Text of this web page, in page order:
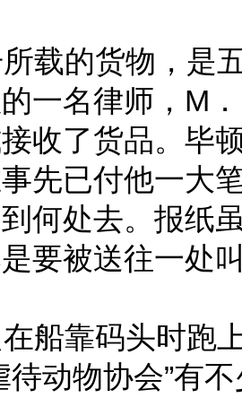
载的货物，是
一名律师，M
收了货品。毕
先已付他一大
何处去。报纸
要被送往一处
船靠码头时跑
待动物协会”有